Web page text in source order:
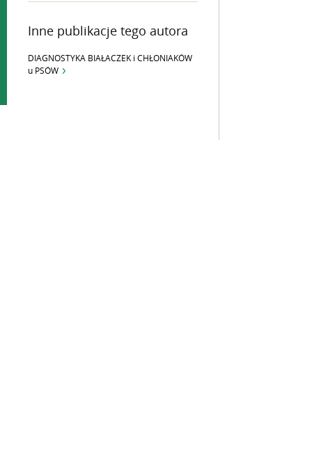
Inne publikacje tego autora
DIAGNOSTYKA BIAŁACZEK i CHŁONIAKÓW
u PSÓW